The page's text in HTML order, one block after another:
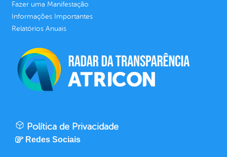
Fazer uma Manifestação
Informações Importantes
Relatórios Anuais
Política de Privacidade
Redes Sociais